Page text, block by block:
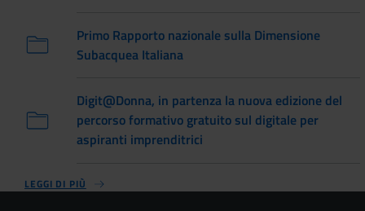
Primo Rapporto nazionale sulla Dimensione
Subacquea Italiana
Digit@Donna, in partenza la nuova edizione del
percorso formativo gratuito sul digitale per
aspiranti imprenditrici
LEGGI DI PIÙ